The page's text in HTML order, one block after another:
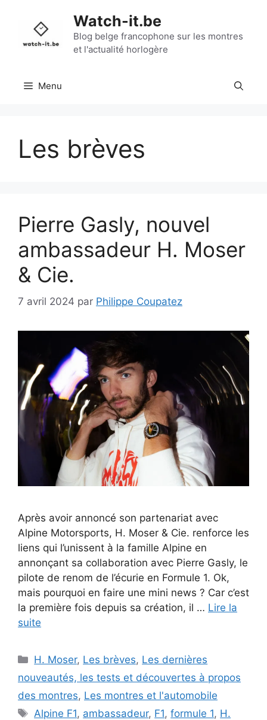
contenu
Watch-it.be
Blog belge francophone sur les montres
et l'actualité horlogère
Menu
Les brèves
Pierre Gasly, nouvel
ambassadeur H. Moser
& Cie.
7 avril 2024 par Philippe Coupatez
Après avoir annoncé son partenariat avec
Alpine Motorsports, H. Moser & Cie. renforce les
liens qui l’unissent à la famille Alpine en
annonçant sa collaboration avec Pierre Gasly, le
pilote de renom de l’écurie en Formule 1. Ok,
mais pourquoi en faire une mini news ? Car c’est
la première fois depuis sa création, il … Lire la
suite
Catégories
H. Moser, Les brèves, Les dernières
nouveautés, les tests et découvertes à propos
des montres, Les montres et l'automobile
Étiquettes
Alpine F1, ambassadeur, F1,formule 1, H.